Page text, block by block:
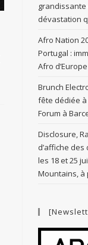
dévastation
Afro Nation
Portugal :
Afro d’Europe
Brunch
fête dédiée
Forum à
Disclosure,
d’affiche
les 18 et 25
Mountains, à